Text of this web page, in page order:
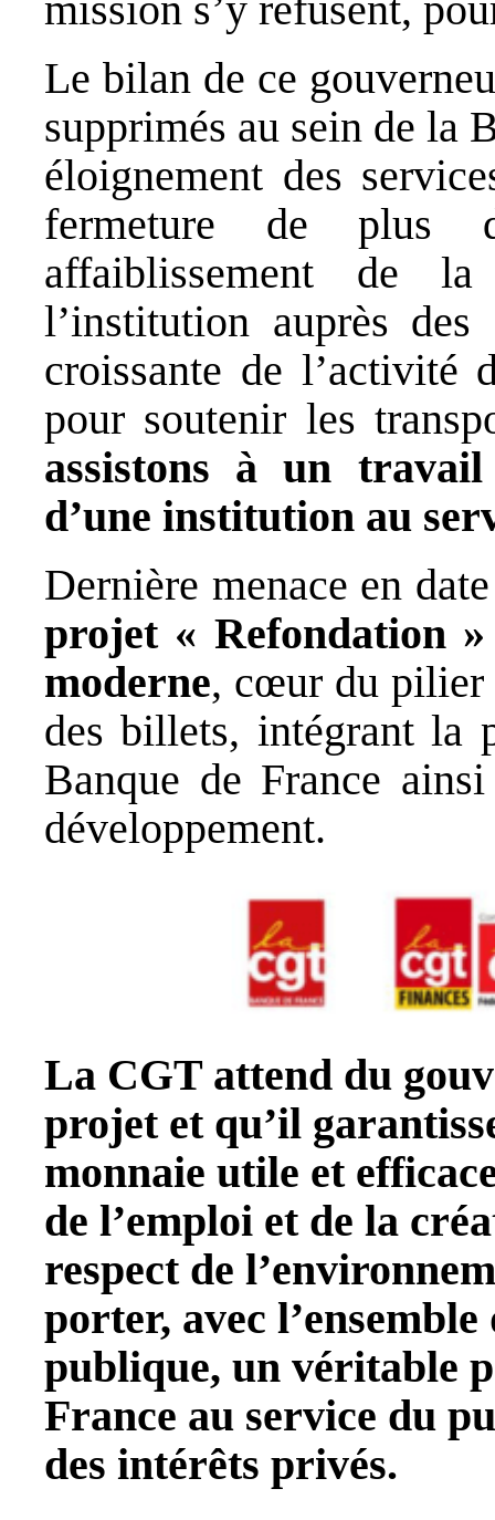
Le bilan de ce
supprimés au sein de la
éloignement des
fermeture de plus
affaiblissement de la
l’institution auprès
croissante de
pour soutenir les
assistons à un
d’une institution au
Dernière menace en
projet « Refondation
moderne, cœur du pilier
des billets, intégrant la
Banque de France
développement.
La CGT attend du
projet et qu’il
monnaie utile et
de l’emploi et de la
respect de
porter, avec
publique, un véritable
France au service du
des intérêts privés.